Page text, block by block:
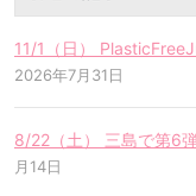
11/1（日）
2026年7月31日
8/22（土） 三島で第6
月14日